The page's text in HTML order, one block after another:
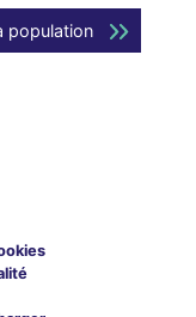
population